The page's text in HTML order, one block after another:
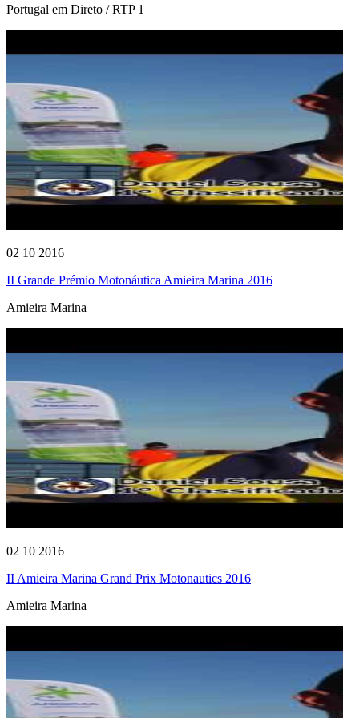
Portugal em Direto / RTP 1
02 10 2016
II Grande Prémio Motonáutica Amieira Marina 2016
Amieira Marina
02 10 2016
II Amieira Marina Grand Prix Motonautics 2016
Amieira Marina